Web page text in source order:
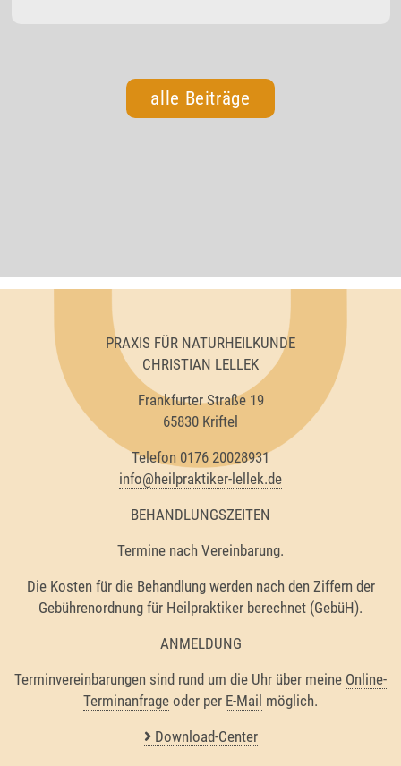
alle Beiträge
PRAXIS FÜR NATURHEILKUNDE
CHRISTIAN LELLEK
Frankfurter Straße 19
65830 Kriftel
Telefon 0176 20028931
info@heilpraktiker-lellek.de
BEHANDLUNGSZEITEN
Termine nach Vereinbarung.
Die Kosten für die Behandlung werden nach den Ziffern der
Gebührenordnung für Heilpraktiker berechnet (GebüH).
ANMELDUNG
Terminvereinbarungen sind rund um die Uhr über meine Online-
Terminanfrage oder per E-Mail möglich.
Download-Center